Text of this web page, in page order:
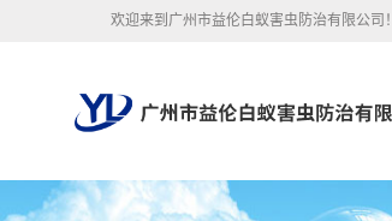
欢迎来到广州市益伦白蚁害虫防治有限公司！